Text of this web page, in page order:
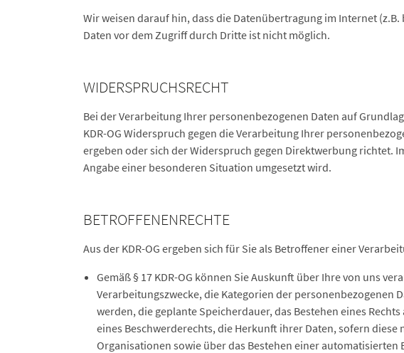
Wir weisen darauf hin, dass die Datenübertragung im Internet
Daten vor dem Zugriff durch Dritte ist nicht möglich.
WIDERSPRUCHSRECHT
Bei der Verarbeitung Ihrer personenbezogenen Daten auf
KDR-OG Widerspruch gegen die Verarbeitung Ihrer
ergeben oder sich der Widerspruch gegen Direktwerbung richtet.
Angabe einer besonderen Situation umgesetzt wird.
BETROFFENENRECHTE
Aus der KDR-OG ergeben sich für Sie als Betroffener einer
Gemäß § 17 KDR-OG können Sie Auskunft über Ihre von uns
Verarbeitungszwecke, die Kategorien der personenbezogenen
werden, die geplante Speicherdauer, das Bestehen eines
eines Beschwerderechts, die Herkunft ihrer Daten, sofern
Organisationen sowie über das Bestehen einer